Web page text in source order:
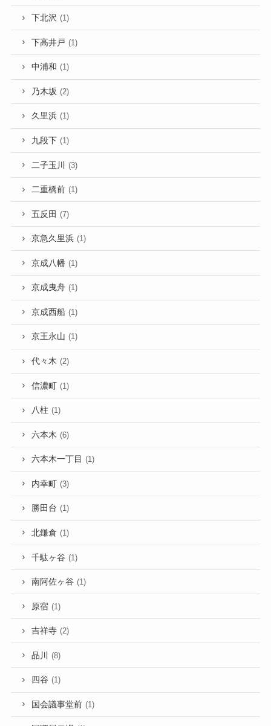
下北沢 (1)
下高井戸 (1)
中浦和 (1)
乃木坂 (2)
久里浜 (1)
九段下 (1)
二子玉川 (3)
二重橋前 (1)
五反田 (7)
京急久里浜 (1)
京成八幡 (1)
京成曳舟 (1)
京成西船 (1)
京王永山 (1)
代々木 (2)
信濃町 (1)
八柱 (1)
六本木 (6)
六本木一丁目 (1)
内幸町 (3)
勝田台 (1)
北鎌倉 (1)
千駄ヶ谷 (1)
南阿佐ヶ谷 (1)
原宿 (1)
吉祥寺 (2)
品川 (8)
四谷 (1)
国会議事堂前 (1)